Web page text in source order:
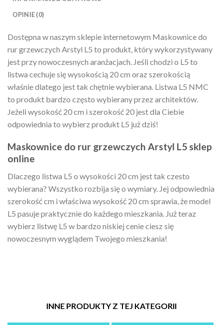
OPINIE (0)
Dostępna w naszym sklepie internetowym Maskownice do
rur grzewczych Arstyl L5 to produkt, który wykorzystywany
jest przy nowoczesnych aranżacjach. Jeśli chodzi o L5 to
listwa cechuje się wysokością 20 cm oraz szerokością
właśnie dlatego jest tak chętnie wybierana. Listwa L5 NMC
to produkt bardzo często wybierany przez architektów.
Jeżeli wysokość 20 cm i szerokość 20 jest dla Ciebie
odpowiednia to wybierz produkt L5 już dziś!
Maskownice do rur grzewczych Arstyl L5 sklep
online
Dlaczego listwa L5 o wysokości 20 cm jest tak czesto
wybierana? Wszystko rozbija się o wymiary. Jej odpowiednia
szerokość cm i właściwa wysokość 20 cm sprawia, że model
L5 pasuje praktycznie do każdego mieszkania. Już teraz
wybierz listwę L5 w bardzo niskiej cenie ciesz się
nowoczesnym wyglądem Twojego mieszkania!
INNE PRODUKTY Z TEJ KATEGORII